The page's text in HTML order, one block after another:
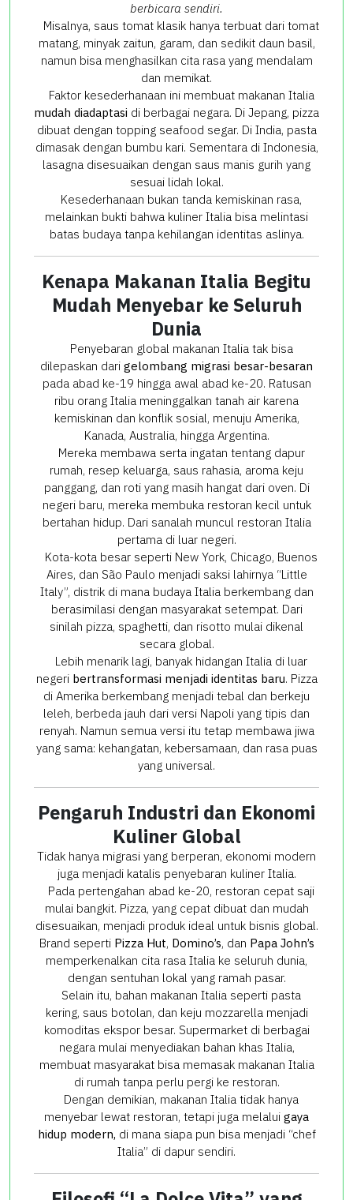
berbicara sendiri.
Misalnya, saus tomat klasik hanya terbuat dari tomat
matang, minyak zaitun, garam, dan sedikit daun basil,
namun bisa menghasilkan cita rasa yang mendalam
dan memikat.
Faktor kesederhanaan ini membuat makanan Italia
mudah diadaptasi di berbagai negara. Di Jepang, pizza
dibuat dengan topping seafood segar. Di India, pasta
dimasak dengan bumbu kari. Sementara di Indonesia,
lasagna disesuaikan dengan saus manis gurih yang
sesuai lidah lokal.
Kesederhanaan bukan tanda kemiskinan rasa,
melainkan bukti bahwa kuliner Italia bisa melintasi
batas budaya tanpa kehilangan identitas aslinya.
Kenapa Makanan Italia Begitu
Mudah Menyebar ke Seluruh
Dunia
Penyebaran global makanan Italia tak bisa
dilepaskan dari gelombang migrasi besar-besaran
pada abad ke-19 hingga awal abad ke-20. Ratusan
ribu orang Italia meninggalkan tanah air karena
kemiskinan dan konflik sosial, menuju Amerika,
Kanada, Australia, hingga Argentina.
Mereka membawa serta ingatan tentang dapur
rumah, resep keluarga, saus rahasia, aroma keju
panggang, dan roti yang masih hangat dari oven. Di
negeri baru, mereka membuka restoran kecil untuk
bertahan hidup. Dari sanalah muncul restoran Italia
pertama di luar negeri.
Kota-kota besar seperti New York, Chicago, Buenos
Aires, dan São Paulo menjadi saksi lahirnya “Little
Italy”, distrik di mana budaya Italia berkembang dan
berasimilasi dengan masyarakat setempat. Dari
sinilah pizza, spaghetti, dan risotto mulai dikenal
secara global.
Lebih menarik lagi, banyak hidangan Italia di luar
negeri bertransformasi menjadi identitas baru. Pizza
di Amerika berkembang menjadi tebal dan berkeju
leleh, berbeda jauh dari versi Napoli yang tipis dan
renyah. Namun semua versi itu tetap membawa jiwa
yang sama: kehangatan, kebersamaan, dan rasa puas
yang universal.
Pengaruh Industri dan Ekonomi
Kuliner Global
Tidak hanya migrasi yang berperan, ekonomi modern
juga menjadi katalis penyebaran kuliner Italia.
Pada pertengahan abad ke-20, restoran cepat saji
mulai bangkit. Pizza, yang cepat dibuat dan mudah
disesuaikan, menjadi produk ideal untuk bisnis global.
Brand seperti Pizza Hut, Domino’s, dan Papa John’s
memperkenalkan cita rasa Italia ke seluruh dunia,
dengan sentuhan lokal yang ramah pasar.
Selain itu, bahan makanan Italia seperti pasta
kering, saus botolan, dan keju mozzarella menjadi
komoditas ekspor besar. Supermarket di berbagai
negara mulai menyediakan bahan khas Italia,
membuat masyarakat bisa memasak makanan Italia
di rumah tanpa perlu pergi ke restoran.
Dengan demikian, makanan Italia tidak hanya
menyebar lewat restoran, tetapi juga melalui gaya
hidup modern, di mana siapa pun bisa menjadi “chef
Italia” di dapur sendiri.